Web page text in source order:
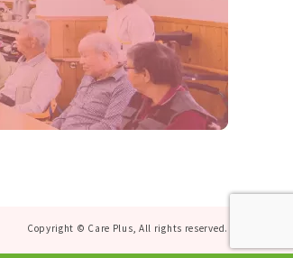
Copyright © Care Plus, All rights reserved.